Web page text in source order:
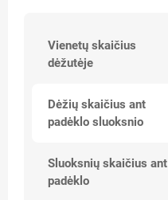
Vienetų skaičius
dėžutėje
Dėžių skaičius ant
padėklo sluoksnio
Sluoksnių skaičius ant
padėklo